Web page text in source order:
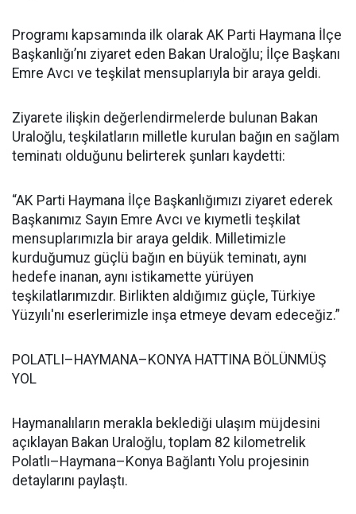
Programı kapsamında ilk olarak AK Parti Haymana İlçe
Başkanlığı’nı ziyaret eden Bakan Uraloğlu; İlçe Başkanı
Emre Avcı ve teşkilat mensuplarıyla bir araya geldi.
Ziyarete ilişkin değerlendirmelerde bulunan Bakan
Uraloğlu, teşkilatların milletle kurulan bağın en sağlam
teminatı olduğunu belirterek şunları kaydetti:
“AK Parti Haymana İlçe Başkanlığımızı ziyaret ederek
Başkanımız Sayın Emre Avcı ve kıymetli teşkilat
mensuplarımızla bir araya geldik. Milletimizle
kurduğumuz güçlü bağın en büyük teminatı, aynı
hedefe inanan, aynı istikamette yürüyen
teşkilatlarımızdır. Birlikten aldığımız güçle, Türkiye
Yüzyılı'nı eserlerimizle inşa etmeye devam edeceğiz.”
POLATLI–HAYMANA–KONYA HATTINA BÖLÜNMÜŞ
YOL
Haymanalıların merakla beklediği ulaşım müjdesini
açıklayan Bakan Uraloğlu, toplam 82 kilometrelik
Polatlı–Haymana–Konya Bağlantı Yolu projesinin
detaylarını paylaştı.